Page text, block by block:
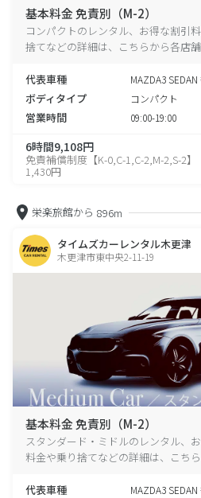
基本料金 免責別（M-2）
コンパクトのレンタル、お得な割引
捨てなどの詳細は、こちらから各店舗
代表車種 MAZDA3 SEDAN
ボディタイプ コンパクト
営業時間 09:00-19:00
6時間9,108円
免責補償制度【K-0,C-1,C-2,M-2,S-2】
1,430円
栄楽旅館から 896m
タイムズカーレンタル木更津
木更津市東中央2-11-19
基本料金 免責別（M-2）
スタンダード・ミドルのレンタル、
料金や乗り捨てなどの詳細は、こち
代表車種
MAZDA3 SEDAN